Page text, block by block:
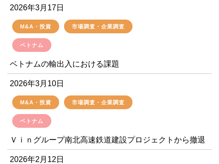
2026年3月17日
M&A・投資 市場調査・企業調査
ベトナム
ベトナムの輸出入における課題
2026年3月10日
M&A・投資 市場調査・企業調査
ベトナム
Ｖｉｎグループ南北高速鉄道建設プロジェクトから撤退
2026年2月12日